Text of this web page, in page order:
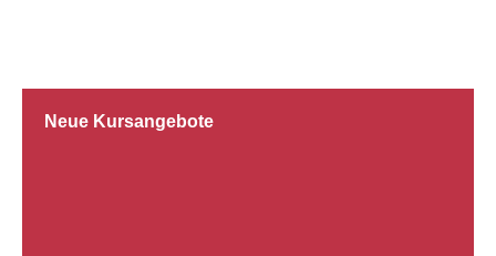
Neue Kursangebote